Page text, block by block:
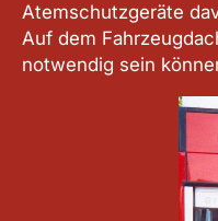
Atemschutzgeräte
Auf dem
notwendig sein